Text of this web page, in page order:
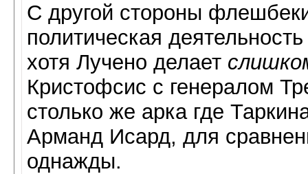
С другой стороны
политическая
хотя Лучено делает
Кристофсис с генералом
столько же арка где
Арманд Исард, для
однажды.